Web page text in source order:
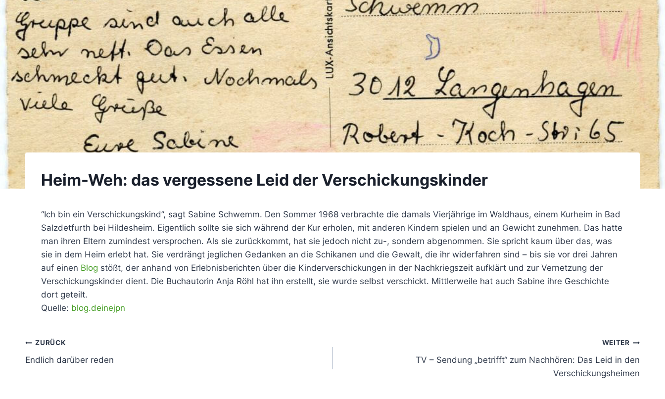
Heim-Weh: das vergessene Leid der Verschickungskinder
“Ich bin ein Verschickungskind”, sagt Sabine Schwemm. Den Sommer 1968 verbrachte die damals Vierjährige im Waldhaus, einem Kurheim in Bad
Salzdetfurth bei Hildesheim. Eigentlich sollte sie sich während der Kur erholen, mit anderen Kindern spielen und an Gewicht zunehmen. Das hatte
man ihren Eltern zumindest versprochen. Als sie zurückkommt, hat sie jedoch nicht zu-, sondern abgenommen. Sie spricht kaum über das, was
sie in dem Heim erlebt hat. Sie verdrängt jeglichen Gedanken an die Schikanen und die Gewalt, die ihr widerfahren sind – bis sie vor drei Jahren
auf einen Blog stößt, der anhand von Erlebnisberichten über die Kinderverschickungen in der Nachkriegszeit aufklärt und zur Vernetzung der
Verschickungskinder dient. Die Buchautorin Anja Röhl hat ihn erstellt, sie wurde selbst verschickt. Mittlerweile hat auch Sabine ihre Geschichte
dort geteilt.
Quelle: blog.deinejpn
Beitragsnavigation
ZURÜCK
Endlich darüber reden
WEITER
TV – Sendung „betrifft“ zum Nachhören: Das Leid in den
Verschickungsheimen